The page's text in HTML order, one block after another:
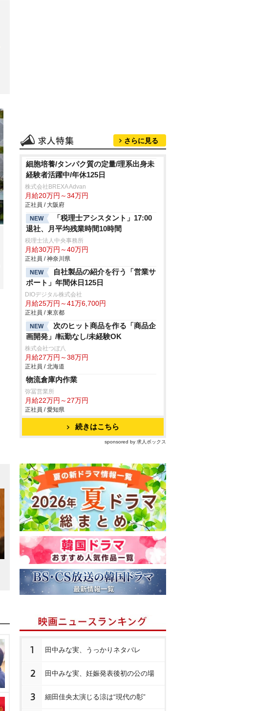
さらに見る
細胞培養/タンパク質の定量/理系出身未
経験者活躍中/年休125日
株式会社BREXA Advan
月給20万円～34万円
正社員 / 大阪府
NEW
「税理士アシスタント」17:00
退社、月平均残業時間10時間
税理士法人中央事務所
月給30万円～40万円
正社員 / 神奈川県
NEW
自社製品の紹介を行う「営業サ
ポート」年間休日125日
DIOデジタル株式会社
月給25万円～41万6,700円
正社員 / 東京都
NEW
次のヒット商品を作る「商品企
画開発」/転勤なし/未経験OK
株式会社つぼ八
月給27万円～38万円
正社員 / 北海道
物流倉庫内作業
弥冨営業所
月給22万円～27万円
正社員 / 愛知県
続きはこちら
sponsored by 求人ボックス
1 田中みな実、うっかりネタバレ
2 田中みな実、妊娠発表後初の公の場
3 細田佳央太演じる涼は“現代の彰”